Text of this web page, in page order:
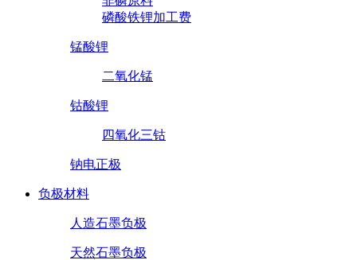
磷酸铁锂加工费
锰酸锂
二氧化锰
钴酸锂
四氧化三钴
钠电正极
负极材料
人造石墨负极
天然石墨负极